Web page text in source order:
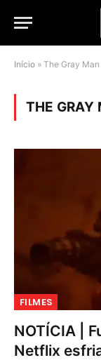
Início » The Gray Man
THE GRAY
FILMES
NOTÍCIA |
Netflix